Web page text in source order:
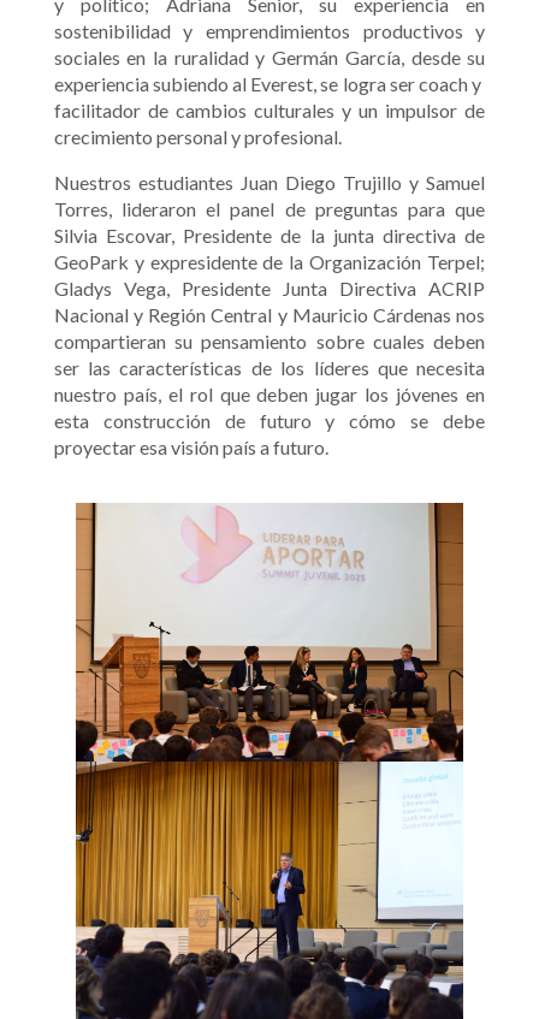
sostenibilidad y emprendimientos productivos y
sociales en la ruralidad y Germán García, desde su
experiencia subiendo al Everest, se logra ser coach y
facilitador de cambios culturales y un impulsor de
crecimiento personal y profesional.
Nuestros estudiantes Juan Diego Trujillo y Samuel
Torres, lideraron el panel de preguntas para que
Silvia Escovar, Presidente de la junta directiva de
GeoPark y expresidente de la Organización Terpel;
Gladys Vega, Presidente Junta Directiva ACRIP
Nacional y Región Central y Mauricio Cárdenas nos
compartieran su pensamiento sobre cuales deben
ser las características de los líderes que necesita
nuestro país, el rol que deben jugar los jóvenes en
esta construcción de futuro y cómo se debe
proyectar esa visión país a futuro.